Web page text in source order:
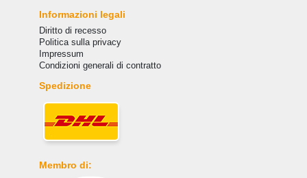
Informazioni legali
Diritto di recesso
Politica sulla privacy
Impressum
Condizioni generali di contratto
Spedizione
Membro di: